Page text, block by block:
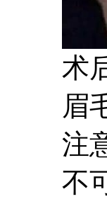
术
眉
注
不